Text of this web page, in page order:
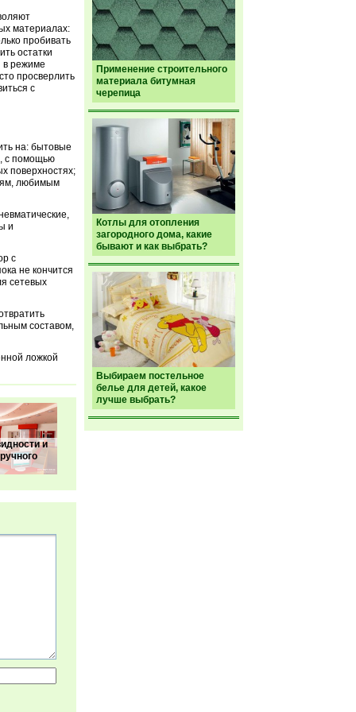
Применение строительного
материала битумная
черепица
Котлы для отопления
загородного дома, какие
бывают и как выбрать?
Выбираем постельное
белье для детей, какое
лучше выбрать?
материалах:
пробивать
остатки
в режиме
просверлить
с
на: бытовые
с помощью
поверхностях;
любимым
и
с
не кончится
сетевых
составом,
ложкой
и